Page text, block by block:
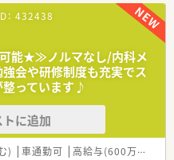
432438
可能★≫ノルマなし/内科メ
会や研修制度も充実でス
整っています♪
に追加
) 車通勤可 高給与(600万円以上)